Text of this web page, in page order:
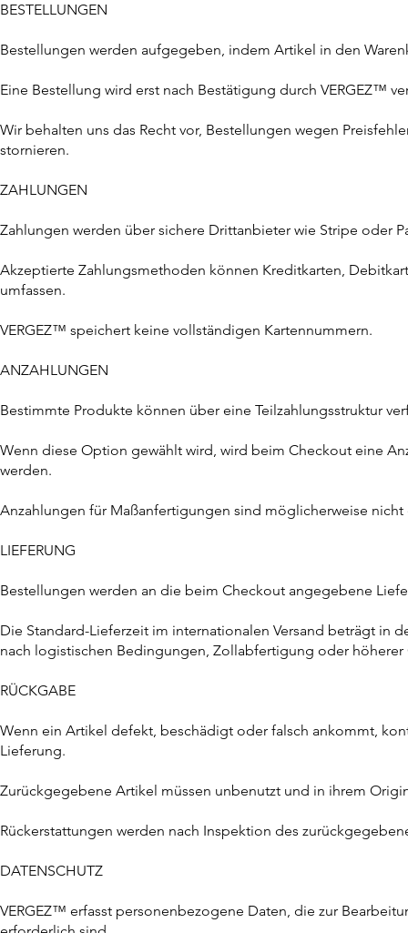
BESTELLUNGEN
Bestellungen werden aufgegeben, indem Artikel in den
Eine Bestellung wird erst nach Bestätigung durch VERGEZ™
Wir behalten uns das Recht vor, Bestellungen wegen
stornieren.
ZAHLUNGEN
Zahlungen werden über sichere Drittanbieter wie Stripe oder
Akzeptierte Zahlungsmethoden können Kreditkarten,
umfassen.
VERGEZ™ speichert keine vollständigen Kartennummern.
ANZAHLUNGEN
Bestimmte Produkte können über eine Teilzahlungsstruktur
Wenn diese Option gewählt wird, wird beim Checkout eine
werden.
Anzahlungen für Maßanfertigungen sind möglicherweise nicht
LIEFERUNG
Bestellungen werden an die beim Checkout angegebene
Die Standard-Lieferzeit im internationalen Versand beträgt in
nach logistischen Bedingungen, Zollabfertigung oder höherer
RÜCKGABE
Wenn ein Artikel defekt, beschädigt oder falsch ankommt,
Lieferung.
Zurückgegebene Artikel müssen unbenutzt und in ihrem
Rückerstattungen werden nach Inspektion des
DATENSCHUTZ
VERGEZ™ erfasst personenbezogene Daten, die zur